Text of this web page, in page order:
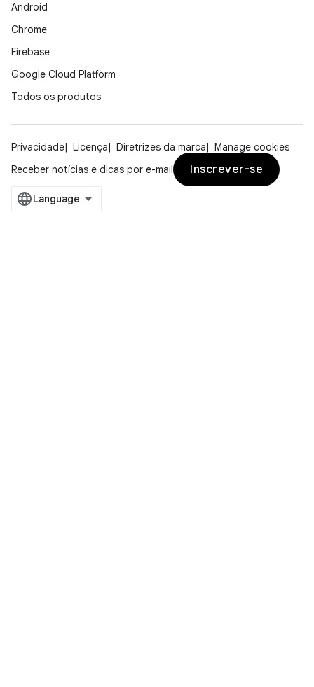
Android
Chrome
Firebase
Google Cloud Platform
Todos os produtos
Privacidade Licença Diretrizes da marca
Manage cookies
Receber notícias e dicas por e-mail
Inscrever-se